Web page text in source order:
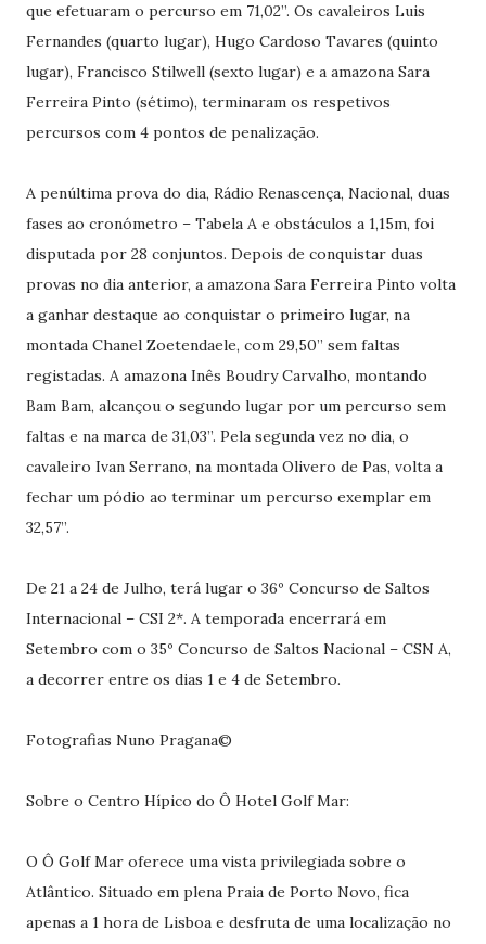
que efetuaram o percurso em 71,02’’. Os cavaleiros Luis
Fernandes (quarto lugar), Hugo Cardoso Tavares (quinto
lugar), Francisco Stilwell (sexto lugar) e a amazona Sara
Ferreira Pinto (sétimo), terminaram os respetivos
percursos com 4 pontos de penalização.
A penúltima prova do dia, Rádio Renascença, Nacional, duas
fases ao cronómetro – Tabela A e obstáculos a 1,15m, foi
disputada por 28 conjuntos. Depois de conquistar duas
provas no dia anterior, a amazona Sara Ferreira Pinto volta
a ganhar destaque ao conquistar o primeiro lugar, na
montada Chanel Zoetendaele, com 29,50’’ sem faltas
registadas. A amazona Inês Boudry Carvalho, montando
Bam Bam, alcançou o segundo lugar por um percurso sem
faltas e na marca de 31,03’’. Pela segunda vez no dia, o
cavaleiro Ivan Serrano, na montada Olivero de Pas, volta a
fechar um pódio ao terminar um percurso exemplar em
32,57’’.
De 21 a 24 de Julho, terá lugar o 36º Concurso de Saltos
Internacional – CSI 2*. A temporada encerrará em
Setembro com o 35º Concurso de Saltos Nacional – CSN A,
a decorrer entre os dias 1 e 4 de Setembro.
Fotografias Nuno Pragana©
Sobre o Centro Hípico do Ô Hotel Golf Mar:
O Ô Golf Mar oferece uma vista privilegiada sobre o
Atlântico. Situado em plena Praia de Porto Novo, fica
apenas a 1 hora de Lisboa e desfruta de uma localização no